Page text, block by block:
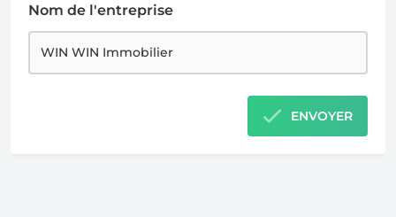
Nom de l'entreprise
ENVOYER